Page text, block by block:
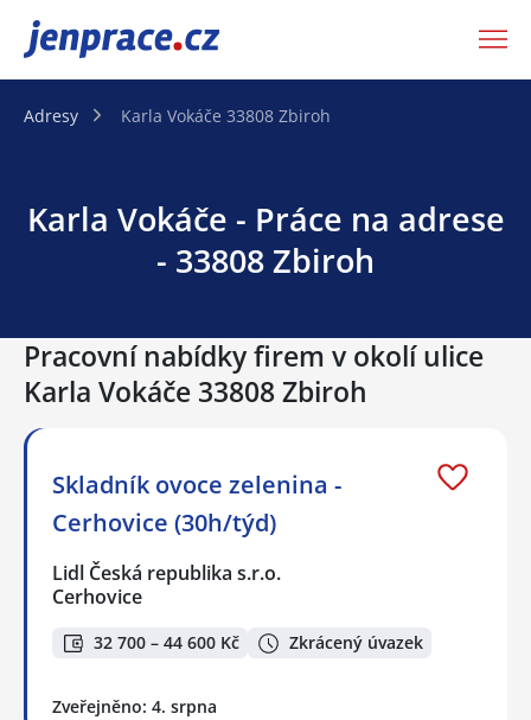
JenPráce.cz
Adresy Karla Vokáče 33808 Zbiroh
Karla Vokáče - Práce na adrese
- 33808 Zbiroh
Pracovní nabídky firem v okolí ulice
Karla Vokáče 33808 Zbiroh
Skladník ovoce zelenina -
Cerhovice (30h/týd)
Lidl Česká republika s.r.o.
Cerhovice
32 700 – 44 600 Kč Zkrácený úvazek
Zveřejněno: 4. srpna